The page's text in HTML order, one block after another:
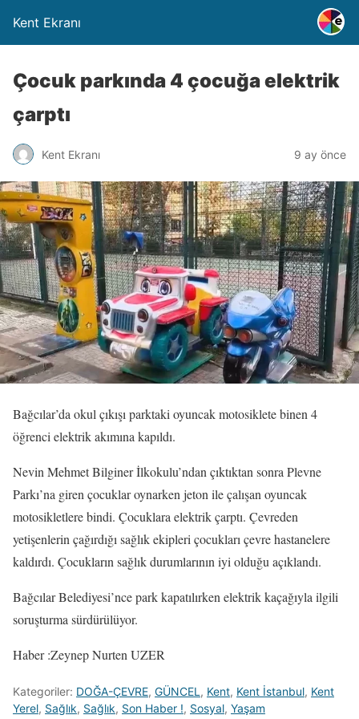
Kent Ekranı
Çocuk parkında 4 çocuğa elektrik
çarptı
Kent Ekranı 9 ay önce
Bağcılar’da okul çıkışı parktaki oyuncak motosiklete binen 4
öğrenci elektrik akımına kapıldı.
Nevin Mehmet Bilginer İlkokulu’ndan çıktıktan sonra Plevne
Parkı’na giren çocuklar oynarken jeton ile çalışan oyuncak
motosikletlere bindi. Çocuklara elektrik çarptı. Çevreden
yetişenlerin çağırdığı sağlık ekipleri çocukları çevre hastanelere
kaldırdı. Çocukların sağlık durumlarının iyi olduğu açıklandı.
Bağcılar Belediyesi’nce park kapatılırken elektrik kaçağıyla ilgili
soruşturma sürdürülüyor.
Haber :Zeynep Nurten UZER
Kategoriler: DOĞA-ÇEVRE, GÜNCEL , Kent, Kent İstanbul, Kent
Yerel, Sağlık, Sağlık, Son Haber !, Sosyal, Yaşam